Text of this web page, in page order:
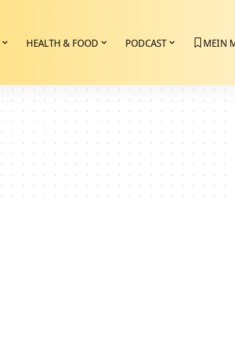
HEALTH & FOOD PODCAST MEIN